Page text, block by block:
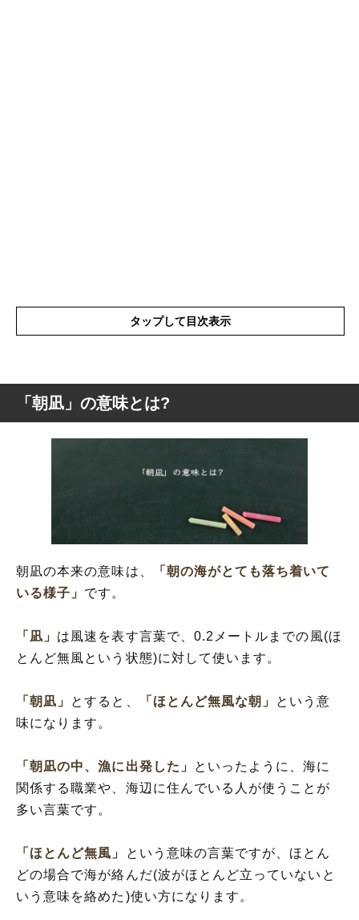
タップして目次表示
「朝凪」の意味とは?
「朝凪」の英語
「朝凪」の意味とは?
朝凪の本来の意味は、
「朝の海がとても落ち着いて
いる様子」 です。
「凪」 は風速を表す言葉で、0.2メートルまでの風(ほ
とんど無風という状態)に対して使います。
「朝凪」 とすると、 「ほとんど無風な朝」
という意
味になります。
「朝凪の中、漁に出発した」
といったように、海に
関係する職業や、海辺に住んでいる人が使うことが
多い言葉です。
「ほとんど無風」
という意味の言葉ですが、ほとん
どの場合で海が絡んだ(波がほとんど立っていないと
いう意味を絡めた)使い方になります。